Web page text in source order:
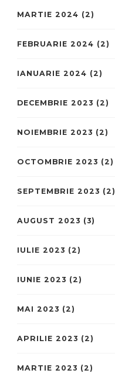
MARTIE 2024 (2)
FEBRUARIE 2024 (2)
IANUARIE 2024 (2)
DECEMBRIE 2023 (2)
NOIEMBRIE 2023 (2)
OCTOMBRIE 2023 (2)
SEPTEMBRIE 2023 (2)
AUGUST 2023 (3)
IULIE 2023 (2)
IUNIE 2023 (2)
MAI 2023 (2)
APRILIE 2023 (2)
MARTIE 2023 (2)